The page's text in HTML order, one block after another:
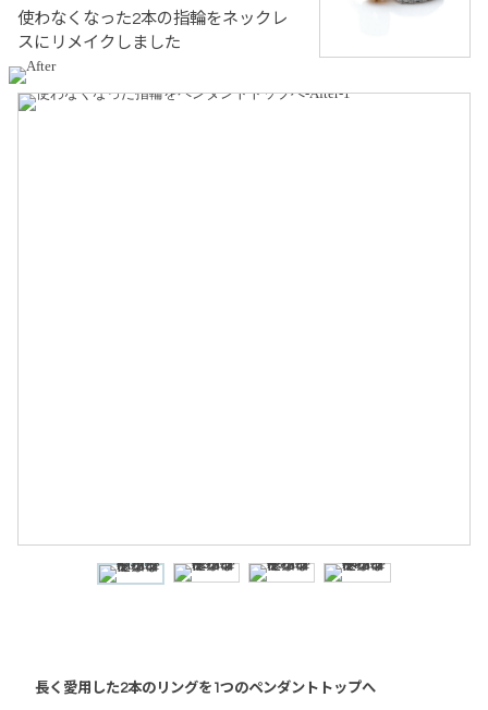
使わなくなった2本の指輪をネックレ
スにリメイクしました
長く愛用した2本のリングを1つのペンダントトップへ